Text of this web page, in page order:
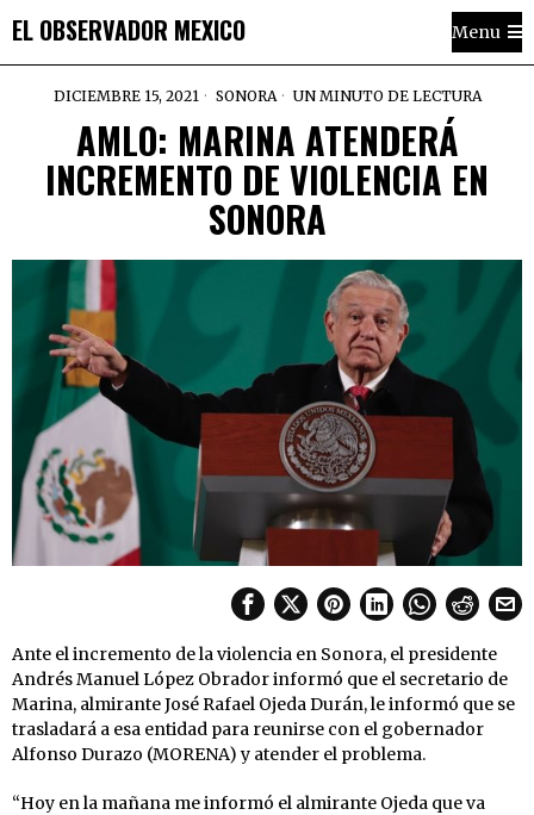
EL OBSERVADOR MEXICO Menu
DICIEMBRE 15, 2021 SONORA UN MINUTO DE LECTURA
AMLO: MARINA ATENDERÁ
INCREMENTO DE VIOLENCIA EN
SONORA
Ante el incremento de la violencia en Sonora, el presidente
Andrés Manuel López Obrador informó que el secretario de
Marina, almirante José Rafael Ojeda Durán, le informó que se
trasladará a esa entidad para reunirse con el gobernador
Alfonso Durazo (MORENA) y atender el problema.
“Hoy en la mañana me informó el almirante Ojeda que va